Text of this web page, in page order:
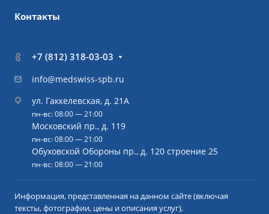
Контакты
+7 (812) 318-03-03
info@medswiss-spb.ru
ул. Гаккелевская, д. 21А
пн-вс: 08:00 — 21:00
Московский пр., д. 119
пн-вс: 08:00 — 21:00
Обуховской Обороны пр., д. 120 строение 25
пн-вс: 08:00 — 21:00
Информация, представленная на данном сайте (включая
тексты, фотографии, цены и описания услуг),